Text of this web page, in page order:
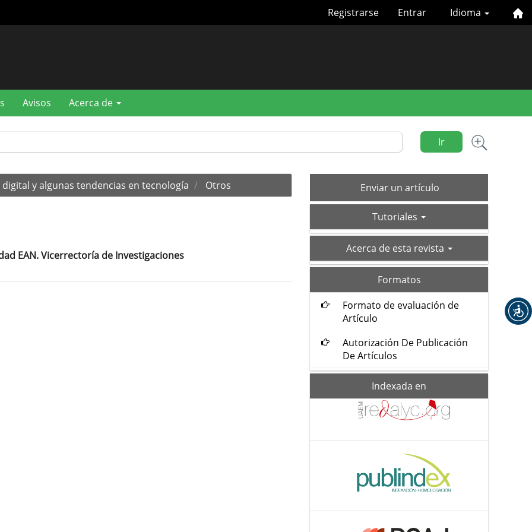
Idioma
Registrarse Entrar
Avisos Acerca de
Ir
y algunas tendencias en tecnología Otros
EAN. Vicerrectoría de Investigaciones
Enviar
un
Enviar un artículo
Tutoriales
acerca-Acerca de esta revista
Formatos
Formato de evaluación de
Artículo
Autorización De Publicación
De Artículos
Indexada en